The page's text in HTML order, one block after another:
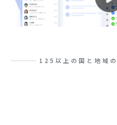
125以上の国と地域